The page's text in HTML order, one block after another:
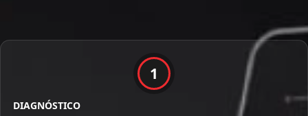
1
DIAGNÓSTICO